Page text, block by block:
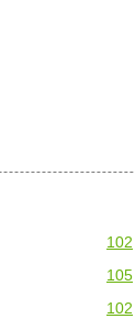
102
105
102